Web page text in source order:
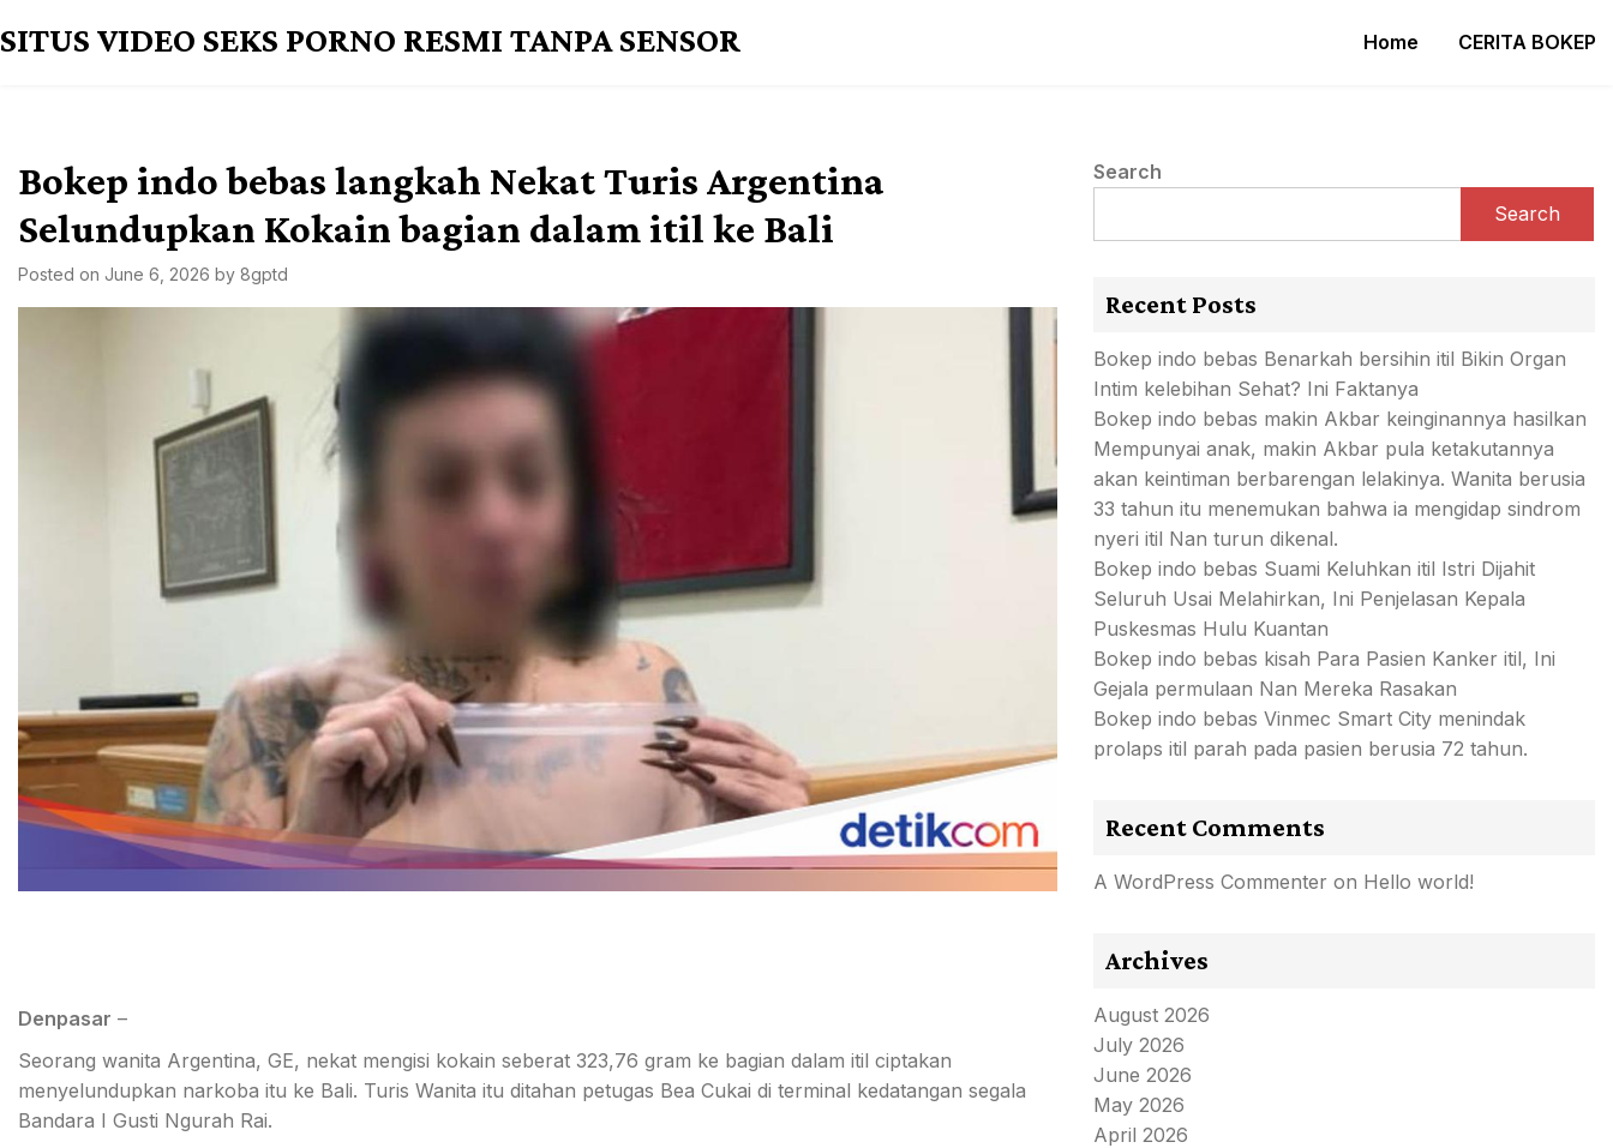
to
SITUS VIDEO SEKS PORNO RESMI TANPA SENSOR Home CERITA BOKEP
Bokep indo bebas langkah Nekat Turis Argentina
Selundupkan Kokain bagian dalam itil ke Bali
Posted on June 6, 2026 by 8gptd
Denpasar –
Seorang wanita Argentina, GE, nekat mengisi kokain seberat 323,76 gram ke bagian dalam itil ciptakan
menyelundupkan narkoba itu ke Bali. Turis Wanita itu ditahan petugas Bea Cukai di terminal kedatangan segala
Bandara I Gusti Ngurah Rai.
Search
Search
Recent Posts
Bokep indo bebas Benarkah bersihin itil Bikin Organ
Intim kelebihan Sehat? Ini Faktanya
Bokep indo bebas makin Akbar keinginannya hasilkan
Mempunyai anak, makin Akbar pula ketakutannya
akan keintiman berbarengan lelakinya. Wanita berusia
33 tahun itu menemukan bahwa ia mengidap sindrom
nyeri itil Nan turun dikenal.
Bokep indo bebas Suami Keluhkan itil Istri Dijahit
Seluruh Usai Melahirkan, Ini Penjelasan Kepala
Puskesmas Hulu Kuantan
Bokep indo bebas kisah Para Pasien Kanker itil, Ini
Gejala permulaan Nan Mereka Rasakan
Bokep indo bebas Vinmec Smart City menindak
prolaps itil parah pada pasien berusia 72 tahun.
Recent Comments
A WordPress Commenter on Hello world!
Archives
August 2026
July 2026
June 2026
May 2026
April 2026